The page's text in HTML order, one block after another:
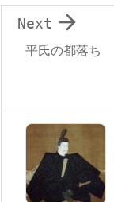
平氏の都落ち

Next